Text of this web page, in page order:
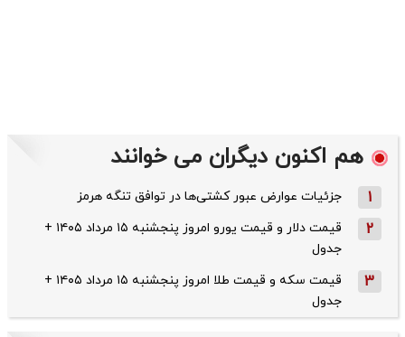
هم اکنون دیگران می خوانند
1 جزئیات عوارض عبور کشتی‌ها در توافق تنگه هرمز
2
قیمت دلار و قیمت یورو امروز پنجشنبه ۱۵ مرداد ۱۴۰۵ +
جدول
3
قیمت سکه و قیمت طلا امروز پنجشنبه ۱۵ مرداد ۱۴۰۵ +
جدول